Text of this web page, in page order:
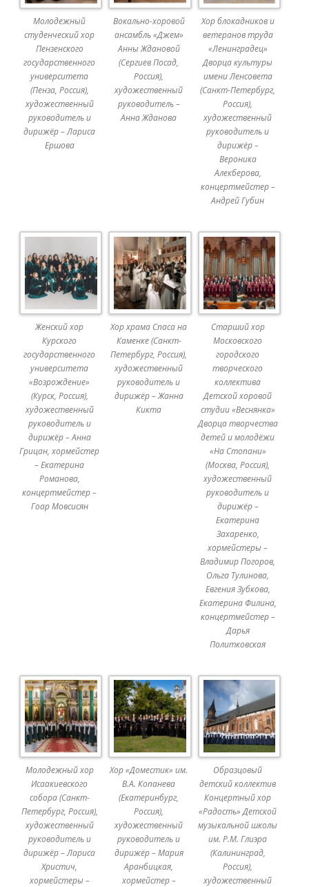
Молодежный
студенческий хор
Пензенского
государственного
университета
(Пенза, Россия),
художественный
руководитель и
дирижёр – Лариса
Ершова
Вокально-хоровой
ансамбль «Джем»
Анны Ждановой
(Сергиев Посад,
Россия),
художественный
руководитель –
Анна Жданова
Хор блокадников и
ветеранов труда
«Ленинградец»
Дворца культуры
имени Ленсовета
(Санкт-Петербург,
Россия),
художественный
руководитель и
дирижёр –
Вероника
Алекберова,
концертмейстер –
Андрей Губин
Женский хор
Курского
государственного
университета
«Возрождение»
(Курск, Россия),
художественный
руководитель и
дирижёр – Анна
Грицан, хормейстер
– Екатерина
Романова,
концертмейстер –
Гоар Мовсисян
Хор храма Спаса на
Каменке (Санкт-
Петербург, Россия),
художественный
руководитель и
дирижёр – Жанна
Кикта
Старший хор
Московского
городского
творческого
коллектива
Детской хоровой
студии «Веснянка»
Дворца творчества
детей и молодёжи
«На Стопани»
(Москва, Россия),
художественный
руководитель и
дирижёр –
Екатерина
Захаренко,
хормейстеры –
Владимир Погоров,
Ольга Тулинова,
Евгения Зубкова,
Екатерина Филина,
концертмейстер –
Дарья
Политковская
Молодежный хор
Исаакиевского
собора (Санкт-
Петербург, Россия),
художественный
руководитель и
дирижёр – Лариса
Христич,
хормейстеры –
Хор «Доместик» им.
В.А. Копанева
(Екатеринбург,
Россия),
художественный
руководитель и
дирижёр – Мария
Аранбицкая,
хормейстер –
Образцовый
детский коллектив
Концертный хор
«Радость» Детской
музыкальной школы
им. Р.М. Глиэра
(Калининград,
Россия),
художественный